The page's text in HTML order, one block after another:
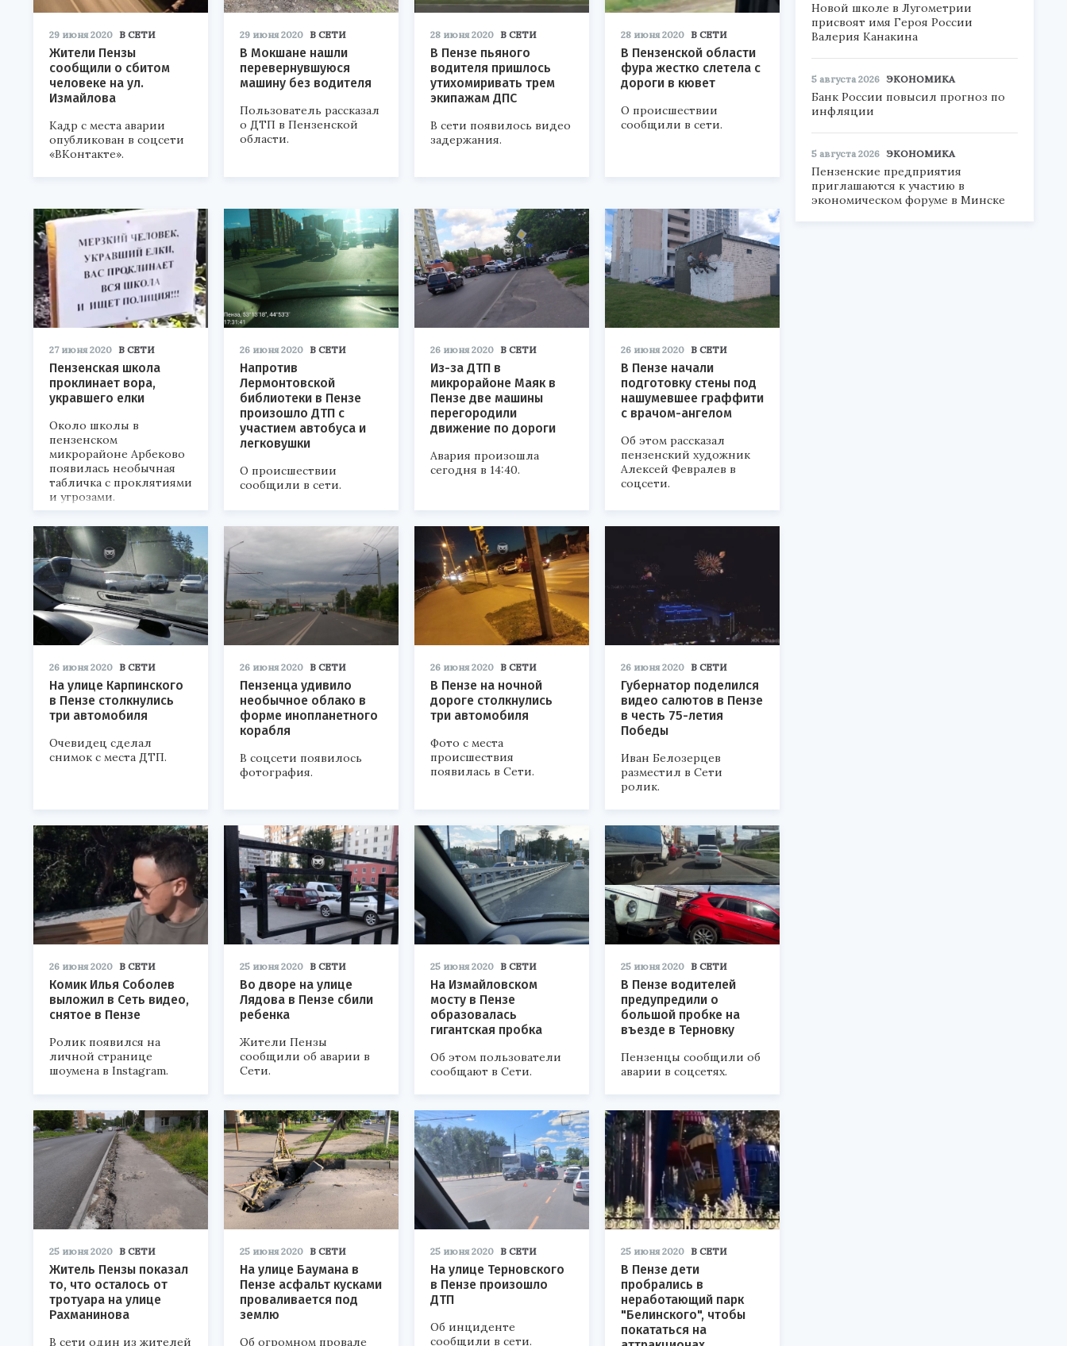
29 июня 2020 В СЕТИ
Жители Пензы
сообщили о сбитом
человеке на ул.
Измайлова
Кадр с места аварии
опубликован в соцсети
«ВКонтакте».
29 июня 2020 В СЕТИ
В Мокшане нашли
перевернувшуюся
машину без водителя
Пользователь рассказал
о ДТП в Пензенской
области.
28 июня 2020 В СЕТИ
В Пензе пьяного
водителя пришлось
утихомиривать трем
экипажам ДПС
В сети появилось видео
задержания.
28 июня 2020 В СЕТИ
В Пензенской области
фура жестко слетела с
дороги в кювет
О происшествии
сообщили в сети.
27 июня 2020 В СЕТИ
Пензенская школа
проклинает вора,
укравшего елки
Около школы в
пензенском
микрорайоне Арбеково
появилась необычная
табличка с проклятиями
и угрозами.
26 июня 2020 В СЕТИ
Напротив
Лермонтовской
библиотеки в Пензе
произошло ДТП с
участием автобуса и
легковушки
О происшествии
сообщили в сети.
26 июня 2020 В СЕТИ
Из-за ДТП в
микрорайоне Маяк в
Пензе две машины
перегородили
движение по дороги
Авария произошла
сегодня в 14:40.
26 июня 2020 В СЕТИ
В Пензе начали
подготовку стены под
нашумевшее граффити
с врачом-ангелом
Об этом рассказал
пензенский художник
Алексей Февралев в
соцсети.
26 июня 2020 В СЕТИ
На улице Карпинского
в Пензе столкнулись
три автомобиля
Очевидец сделал
снимок с места ДТП.
26 июня 2020 В СЕТИ
Пензенца удивило
необычное облако в
форме инопланетного
корабля
В соцсети появилось
фотография.
26 июня 2020 В СЕТИ
В Пензе на ночной
дороге столкнулись
три автомобиля
Фото с места
происшествия
появилась в Сети.
26 июня 2020 В СЕТИ
Губернатор поделился
видео салютов в Пензе
в честь 75-летия
Победы
Иван Белозерцев
разместил в Сети
ролик.
26 июня 2020 В СЕТИ
Комик Илья Соболев
выложил в Сеть видео,
снятое в Пензе
Ролик появился на
личной странице
шоумена в Instagram.
25 июня 2020 В СЕТИ
Во дворе на улице
Лядова в Пензе сбили
ребенка
Жители Пензы
сообщили об аварии в
Сети.
25 июня 2020 В СЕТИ
На Измайловском
мосту в Пензе
образовалась
гигантская пробка
Об этом пользователи
сообщают в Сети.
25 июня 2020 В СЕТИ
В Пензе водителей
предупредили о
большой пробке на
въезде в Терновку
Пензенцы сообщили об
аварии в соцсетях.
25 июня 2020 В СЕТИ
Житель Пензы показал
то, что осталось от
тротуара на улице
Рахманинова
В сети один из жителей
25 июня 2020 В СЕТИ
На улице Баумана в
Пензе асфальт кусками
проваливается под
землю
Об огромном провале
25 июня 2020 В СЕТИ
На улице Терновского
в Пензе произошло
ДТП
Об инциденте
сообщили в сети.
25 июня 2020 В СЕТИ
В Пензе дети
пробрались в
неработающий парк
"Белинского", чтобы
покататься на
Новой школе в Лугометрии
присвоят имя Героя России
Валерия Канакина
5 августа 2026 ЭКОНОМИКА
Банк России повысил прогноз по
инфляции
5 августа 2026 ЭКОНОМИКА
Пензенские предприятия
приглашаются к участию в
экономическом форуме в Минске